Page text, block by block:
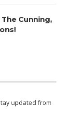
Cunning,
updated from